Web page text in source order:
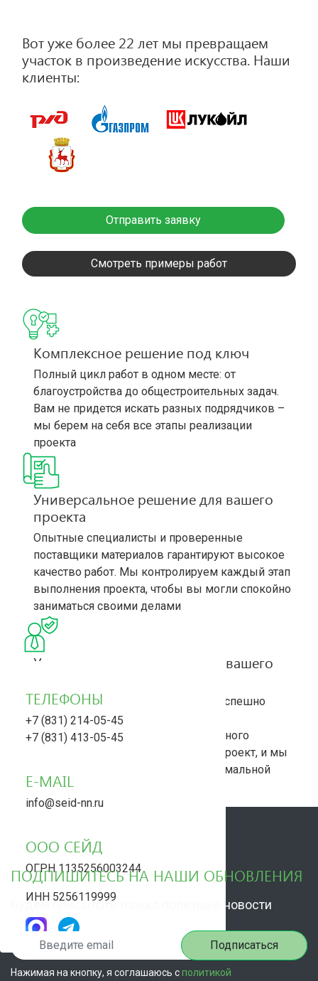
Вот уже более 22 лет мы превращаем
участок в произведение искусства. Наши
клиенты:
Отправить заявку
Смотреть примеры работ
Комплексное решение под ключ
Полный цикл работ в одном месте: от
благоустройства до общестроительных задач.
Вам не придется искать разных подрядчиков –
мы берем на себя все этапы реализации
проекта
Универсальное решение для вашего
проекта
Опытные специалисты и проверенные
поставщики материалов гарантируют высокое
качество работ. Мы контролируем каждый этап
выполнения проекта, чтобы вы могли спокойно
заниматься своими делами
Универсальное решение для вашего
Многолетний опыт позволяет нам успешно
реализовывать любые задачи – от
ландшафтного дизайна до капитального
строительства. Доверьте нам ваш проект, и мы
воплотим его в реальность с максимальной
эффективностью
ТЕЛЕФОНЫ
+7 (831) 214-05-45
+7 (831) 413-05-45
E-MAIL
info@seid-nn.ru
ООО СЕЙД
ОГРН 1135256003244
ИНН 5256119999
ПОДПИШИТЕСЬ НА НАШИ ОБНОВЛЕНИЯ
Будем присылать только полезные новости
Подписаться
Нажимая на кнопку, я соглашаюсь сполитикой